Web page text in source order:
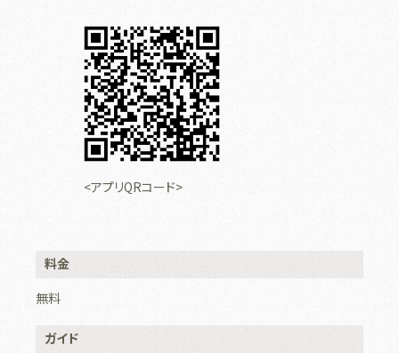
<アプリQRコード>
料金
無料
ガイド